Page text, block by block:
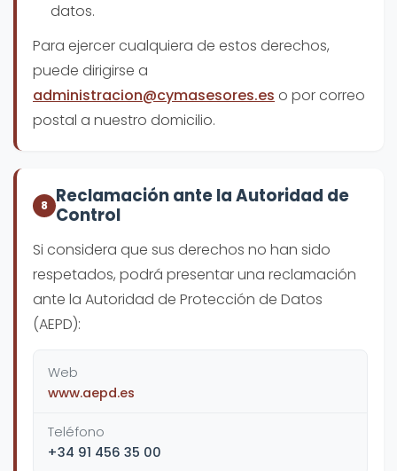
datos.
Para ejercer cualquiera de estos derechos,
puede dirigirse a
administracion@cymasesores.es o por correo
postal a nuestro domicilio.
8 Reclamación ante la Autoridad de
Control
Si considera que sus derechos no han sido
respetados, podrá presentar una reclamación
ante la Autoridad de Protección de Datos
(AEPD):
Web
www.aepd.es
Teléfono
+34 91 456 35 00